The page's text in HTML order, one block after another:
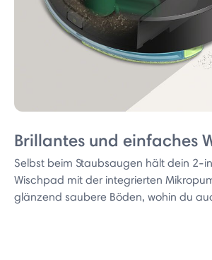
Brillantes und einfaches
Selbst beim Staubsaugen hält dein 2-
Wischpad mit der integrierten
glänzend saubere Böden, wohin du